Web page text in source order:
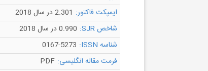
ایمپکت فاکتور: 2.301 در سال 2018
شاخص SJR:
0.990 در سال 2018
شناسه ISSN:
0167-5273
فرمت مقاله انگلیسی: PDF